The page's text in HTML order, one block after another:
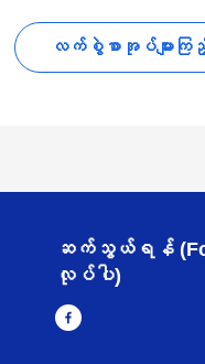
လက်စွဲစာအုပ်များ
ဆက်သွယ်ရန်
လုပ်ပါ)